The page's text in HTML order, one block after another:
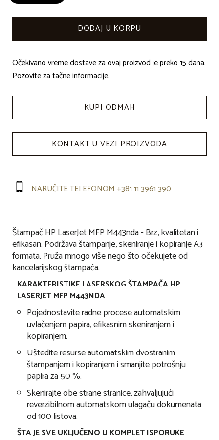
Očekivano vreme dostave za ovaj proizvod je preko 15 dana.
Pozovite za tačne informacije.
KUPI ODMAH
KONTAKT U VEZI PROIZVODA
NARUČITE TELEFONOM +381 11 3961 390
Štampač HP LaserJet MFP M443nda - Brz, kvalitetan i
efikasan. Podržava štampanje, skeniranje i kopiranje A3
formata. Pruža mnogo više nego što očekujete od
kancelarijskog štampača.
KARAKTERISTIKE LASERSKOG ŠTAMPAČA HP
LASERJET MFP M443NDA
Pojednostavite radne procese automatskim
uvlačenjem papira, efikasnim skeniranjem i
kopiranjem.
Uštedite resurse automatskim dvostranim
štampanjem i kopiranjem i smanjite potrošnju
papira za 50 %.
Skenirajte obe strane stranice, zahvaljujući
reverzibilnom automatskom ulagaču dokumenata
od 100 listova.
ŠTA JE SVE UKLJUČENO U KOMPLET ISPORUKE